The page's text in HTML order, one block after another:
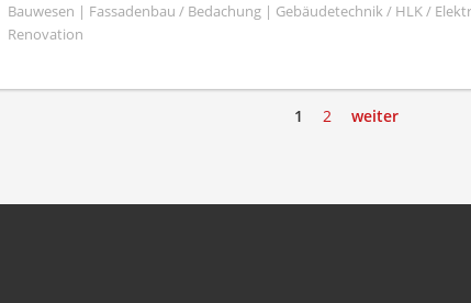
Bauwesen | Fassadenbau / Bedachung | Gebäudetechnik / HLK /
Renovation
1 2 weiter